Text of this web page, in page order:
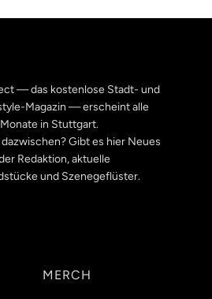
— das kostenlose Stadt- und
Magazin — erscheint alle
in Stuttgart.
dazwischen? Gibt es hier Neues
Redaktion, aktuelle
und Szenegeflüster.
MERCH